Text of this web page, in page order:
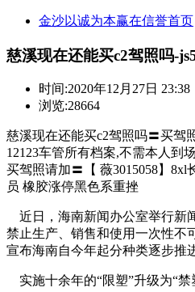
金沙以诚为本赢在信誉首页
慈溪现在还能买c2驾照吗-
时间:2020年12月27日 23:38
浏览:28664
慈溪现在还能买c2驾照吗〓买驾
12123车管所有档案,不需本人到
买驾照请加〓【 薇3015058】8xl
员 橡胶涨停黑色系重挫
近日，海南新闻办公室举行新
禁止生产、销售和使用一次性不
宣布海南自今年起分种类逐步推
实施十余年的“限塑”升级为“禁